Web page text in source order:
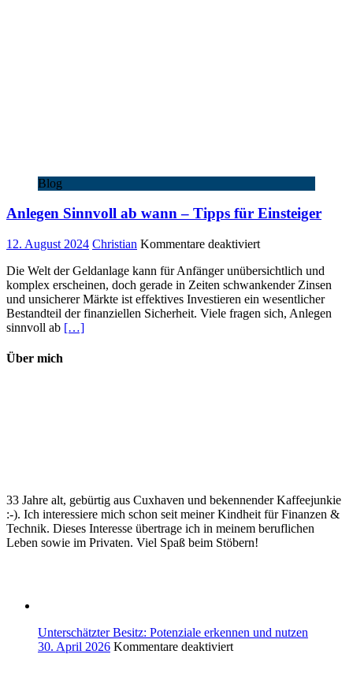
Blog
Anlegen Sinnvoll ab wann – Tipps für Einsteiger
12. August 2024 Christian Kommentare deaktiviertfür
Sinnvoll
ab
wann
–
Die Welt der Geldanlage kann für Anfänger unübersichtlich und
komplex erscheinen, doch gerade in Zeiten schwankender Zinsen
und unsicherer Märkte ist effektives Investieren ein wesentlicher
Bestandteil der finanziellen Sicherheit. Viele fragen sich, Anlegen
sinnvoll ab […]
Über mich
33 Jahre alt, gebürtig aus Cuxhaven und bekennender Kaffeejunkie
:-). Ich interessiere mich schon seit meiner Kindheit für Finanzen &
Technik. Dieses Interesse übertrage ich in meinem beruflichen
Leben sowie im Privaten. Viel Spaß beim Stöbern!
Unterschätzter Besitz: Potenziale erkennen und nutzen
30. April 2026 Kommentare deaktiviertfür